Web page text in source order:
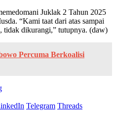
Juklak 2 Tahun 2025
“Kami taat dari atas sampai
tidak dikurangi,” tutupnya. (daw)
Percuma Berkoalisi
Telegram Threads